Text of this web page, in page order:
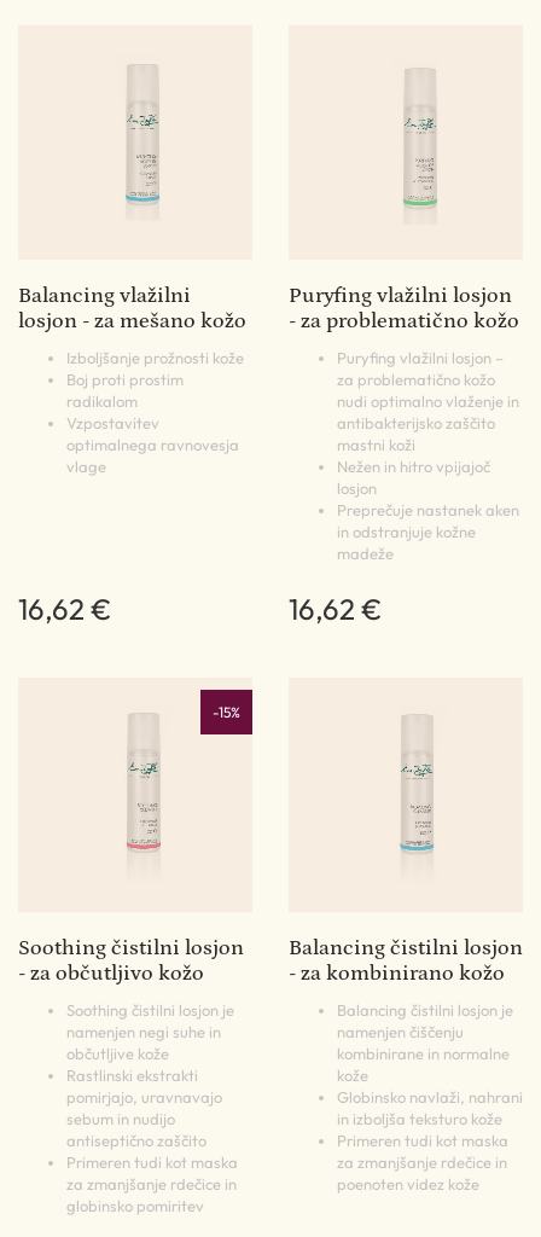
Balancing vlažilni
losjon - za mešano kožo
Izboljšanje prožnosti kože
Boj proti prostim
radikalom
Vzpostavitev
optimalnega ravnovesja
vlage
16,62 €
Puryfing vlažilni losjon
- za problematično kožo
Puryfing vlažilni losjon –
za problematično kožo
nudi optimalno vlaženje in
antibakterijsko zaščito
mastni koži
Nežen in hitro vpijajoč
losjon
Preprečuje nastanek aken
in odstranjuje kožne
madeže
16,62 €
-15%
Soothing čistilni losjon
- za občutljivo kožo
Soothing čistilni losjon je
namenjen negi suhe in
občutljive kože
Rastlinski ekstrakti
pomirjajo, uravnavajo
sebum in nudijo
antiseptično zaščito
Primeren tudi kot maska
za zmanjšanje rdečice in
globinsko pomiritev
Balancing čistilni losjon
- za kombinirano kožo
Balancing čistilni losjon je
namenjen čiščenju
kombinirane in normalne
kože
Globinsko navlaži, nahrani
in izboljša teksturo kože
Primeren tudi kot maska
za zmanjšanje rdečice in
poenoten videz kože